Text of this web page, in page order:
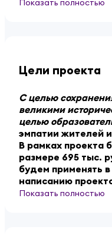
Показать полностью
Цели проекта
С целью
великими
целью
эмпатии жителей
В рамках проекта
размере 695 тыс.
будем применять
написанию
Показать полностью